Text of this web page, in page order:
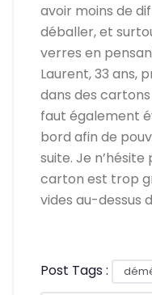
avoir moins de
déballer, et
verres en
Laurent, 33 ans,
dans des
faut également
bord afin de
suite. Je
carton est trop
vides au-dessus
Post Tags :